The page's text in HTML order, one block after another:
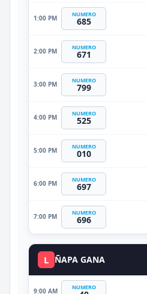
1:00 PM NUMERO
685
2:00 PM NUMERO
671
3:00 PM NUMERO
799
4:00 PM NUMERO
525
5:00 PM NUMERO
010
6:00 PM NUMERO
697
7:00 PM NUMERO
696
L ÑAPA GANA
9:00 AM NUMERO